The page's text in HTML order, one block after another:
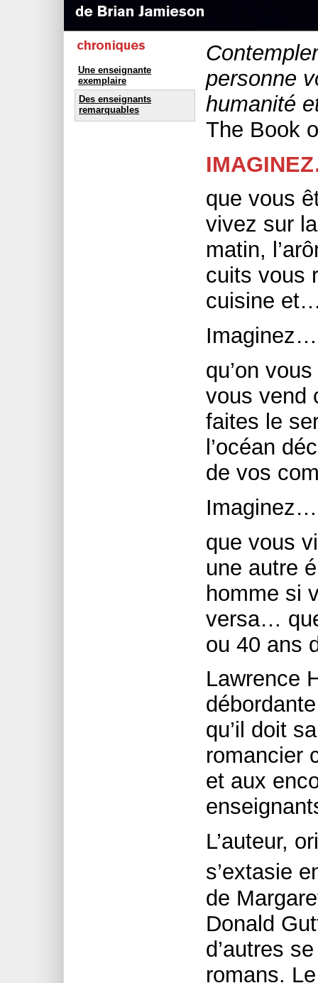
Une enseignante
exemplaire
Des enseignants
remarquables
personne
humanité
The Book
que vous
vivez sur
matin,
cuits vous
cuisine
Imaginez…
qu’on
vous vend
faites le
l’océan
de vos
Imaginez…
que vous
une autre
homme si
versa…
ou 40 ans
Lawrence
qu’il doit
romancier
et aux
L’auteur,
s’extasie
de
Donald
d’autres
romans.